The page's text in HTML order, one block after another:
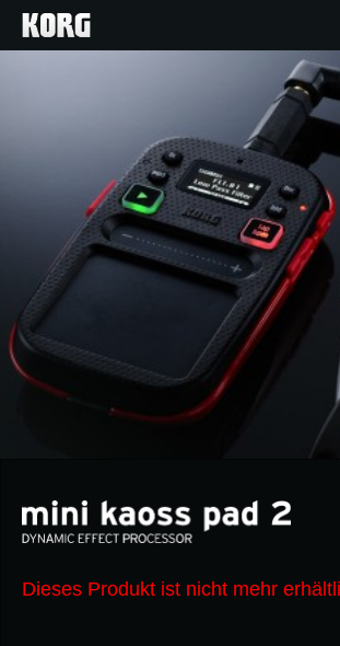
Produkte
Extras
Support
Händlersuche
Dieses Produkt ist nicht mehr